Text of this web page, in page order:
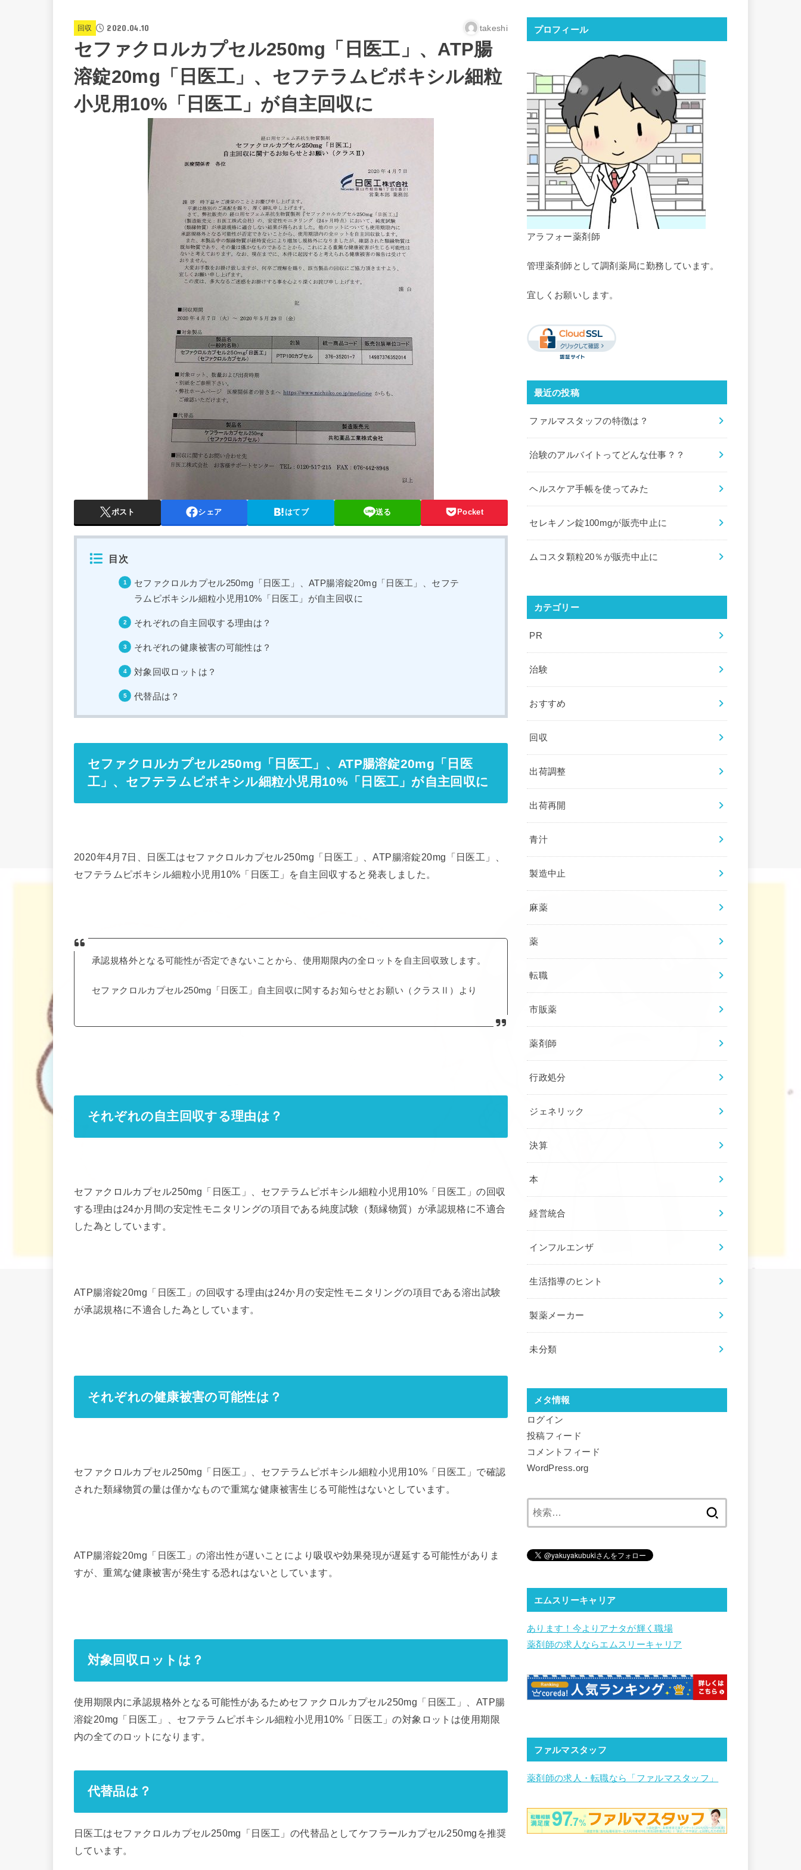
回収 2020.04.10 takeshi
セファクロルカプセル250mg「日医工」、ATP腸
溶錠20mg「日医工」、セフテラムピボキシル細粒
小児用10%「日医工」が自主回収に
ポスト シェア はてブ 送る Pocket
目次
セファクロルカプセル250mg「日医工」、ATP腸溶錠20mg「日医工」、セフテ
ラムピボキシル細粒小児用10%「日医工」が自主回収に
それぞれの自主回収する理由は？
それぞれの健康被害の可能性は？
対象回収ロットは？
代替品は？
セファクロルカプセル250mg「日医工」、ATP腸溶錠20mg「日医
工」、セフテラムピボキシル細粒小児用10%「日医工」が自主回収に
2020年4月7日、日医工はセファクロルカプセル250mg「日医工」、ATP腸溶錠20mg「日医工」、
セフテラムピボキシル細粒小児用10%「日医工」を自主回収すると発表しました。
承認規格外となる可能性が否定できないことから、使用期限内の全ロットを自主回収致します。
セファクロルカプセル250mg「日医工」自主回収に関するお知らせとお願い（クラスⅡ）より
それぞれの自主回収する理由は？
セファクロルカプセル250mg「日医工」、セフテラムピボキシル細粒小児用10%「日医工」の回収
する理由は24か月間の安定性モニタリングの項目である純度試験（類縁物質）が承認規格に不適合
した為としています。
ATP腸溶錠20mg「日医工」の回収する理由は24か月の安定性モニタリングの項目である溶出試験
が承認規格に不適合した為としています。
それぞれの健康被害の可能性は？
セファクロルカプセル250mg「日医工」、セフテラムピボキシル細粒小児用10%「日医工」で確認
された類縁物質の量は僅かなもので重篤な健康被害生じる可能性はないとしています。
ATP腸溶錠20mg「日医工」の溶出性が遅いことにより吸収や効果発現が遅延する可能性がありま
すが、重篤な健康被害が発生する恐れはないとしています。
対象回収ロットは？
使用期限内に承認規格外となる可能性があるためセファクロルカプセル250mg「日医工」、ATP腸
溶錠20mg「日医工」、セフテラムピボキシル細粒小児用10%「日医工」の対象ロットは使用期限
内の全てのロットになります。
代替品は？
日医工はセファクロルカプセル250mg「日医工」の代替品としてケフラールカプセル250mgを推奨
しています。
プロフィール
アラフォー薬剤師
管理薬剤師として調剤薬局に勤務しています。
宜しくお願いします。
最近の投稿
ファルマスタッフの特徴は？
治験のアルバイトってどんな仕事？？
ヘルスケア手帳を使ってみた
セレキノン錠100mgが販売中止に
ムコスタ顆粒20％が販売中止に
カテゴリー
PR
治験
おすすめ
回収
出荷調整
出荷再開
青汁
製造中止
麻薬
薬
転職
市販薬
薬剤師
行政処分
ジェネリック
決算
本
経営統合
インフルエンザ
生活指導のヒント
製薬メーカー
未分類
メタ情報
ログイン
投稿フィード
コメントフィード
WordPress.org
エムスリーキャリア
あります！今よりアナタが輝く職場
薬剤師の求人ならエムスリーキャリア
ファルマスタッフ
薬剤師の求人・転職なら「ファルマスタッフ」